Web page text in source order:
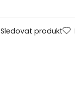
Sledovat produkt